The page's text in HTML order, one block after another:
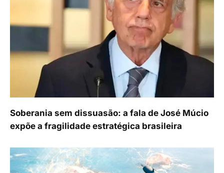
Soberania sem dissuasão: a fala de José Múcio
expõe a fragilidade estratégica brasileira